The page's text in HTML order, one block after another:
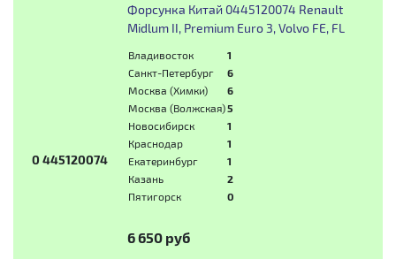
0 445120074
Форсунка Китай 0445120074 Renault
Midlum II, Premium Euro 3, Volvo FE, FL
Владивосток
1
Санкт-Петербург
6
Москва (Химки)
6
Москва (Волжская)5
Новосибирск
1
Краснодар
1
Екатеринбург
1
Казань
2
Пятигорск
0
6 650 руб